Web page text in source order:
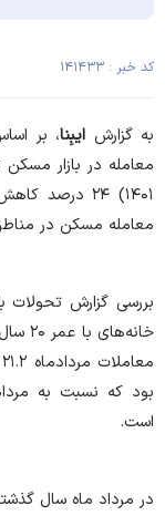
کد خبر : ۱۴۱۴۳۳
به گزارش ایبِنا
معامله در بازار
معامله مسکن در مناطق ۲۲ گانه شهر تهران ثبت شده
بررسی گزارش
است.